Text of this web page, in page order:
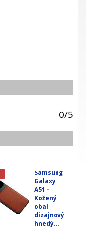
0/5
Samsung
Galaxy
A51 -
Kožený
obal
dizajnový
hnedý...